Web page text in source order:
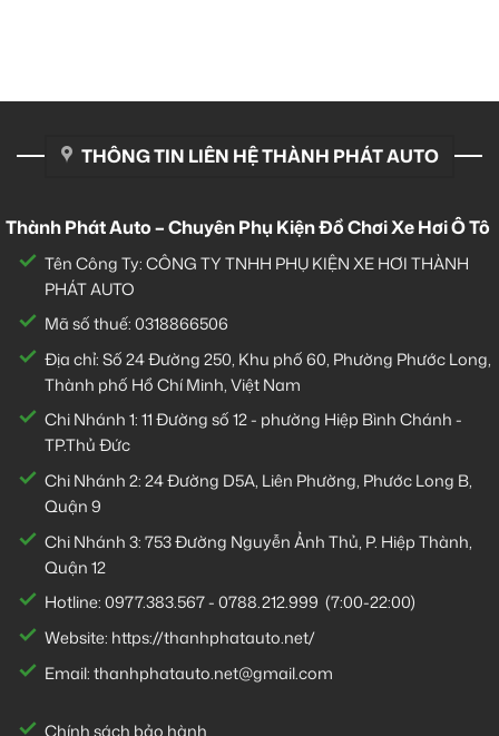
THÔNG TIN LIÊN HỆ THÀNH PHÁT AUTO
Thành Phát Auto – Chuyên Phụ Kiện Đồ Chơi Xe Hơi Ô Tô
Tên Công Ty: CÔNG TY TNHH PHỤ KIỆN XE HƠI THÀNH
PHÁT AUTO
Mã số thuế: 0318866506
Địa chỉ: Số 24 Đường 250, Khu phố 60, Phường Phước Long,
Thành phố Hồ Chí Minh, Việt Nam
Chi Nhánh 1:11 Đường số 12 - phường Hiệp Bình Chánh -
TP.Thủ Đức
Chi Nhánh 2:24 Đường D5A, Liên Phường, Phước Long B,
Quận 9
Chi Nhánh 3:753 Đường Nguyễn Ảnh Thủ, P. Hiệp Thành,
Quận 12
Hotline:0977.383.567-0788.212.999 (7:00-22:00)
Website: https://thanhphatauto.net/
Email:thanhphatauto.net@gmail.com